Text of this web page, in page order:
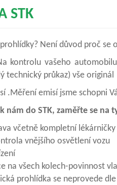
STK
Není důvod proč se
kontrolu vašeho
technický průkaz) vše originál
.Měření emisí jsme schopni
nám do STK, zaměřte se na
včetně kompletní lékárničky
vnějšího osvětlení vozu
na všech kolech-povinnost
prohlídka se neprovede